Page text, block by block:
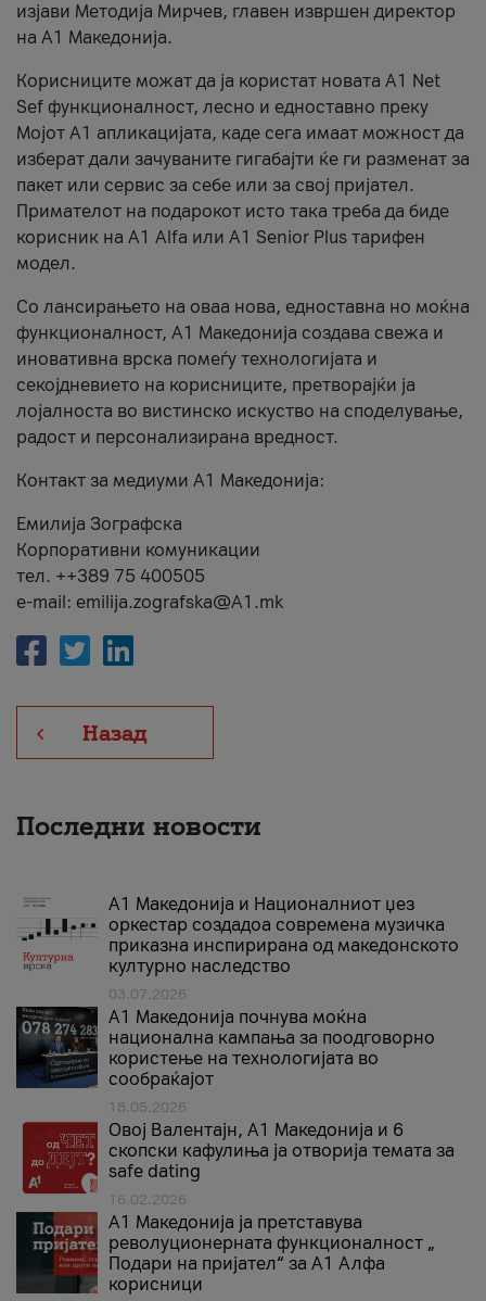
изјави Методија Мирчев, главен извршен директор
на А1 Македонија.
Корисниците можат да ја користат новата А1 Net
Sef функционалност, лесно и едноставно преку
Мојот А1 апликацијата, каде сега имаат можност да
изберат дали зачуваните гигабајти ќе ги разменат за
пакет или сервис за себе или за свој пријател.
Примателот на подарокот исто така треба да биде
корисник на А1 Alfa или A1 Senior Plus тарифен
модел.
Со лансирањето на оваа нова, едноставна но моќна
функционалност, А1 Македонија создава свежа и
иновативна врска помеѓу технологијата и
секојдневието на корисниците, претворајќи ја
лојалноста во вистинско искуство на споделување,
радост и персонализирана вредност.
Контакт за медиуми А1 Македонија:
Емилија Зографска
Корпоративни комуникации
тел. ++389 75 400505
e-mail: emilija.zografska@A1.mk
Назад
Последни новости
А1 Македонија и Националниот џез
оркестар создадоа современа музичка
приказна инспирирана од македонското
културно наследство
03.07.2026
A1 Македонија почнува моќна
национална кампања за поодговорно
користење на технологијата во
сообраќајот
18.05.2026
Овој Валентајн, A1 Македонија и 6
скопски кафулиња ја отворија темата за
safe dating
16.02.2026
А1 Македонија ја претставува
револуционерната функционалност „
Подари на пријател“ за А1 Алфа
корисници